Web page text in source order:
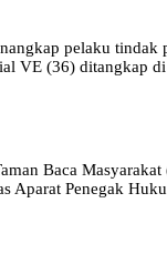
pelaku tindak
VE (36) ditangkap
Baca
Aparat Penegak